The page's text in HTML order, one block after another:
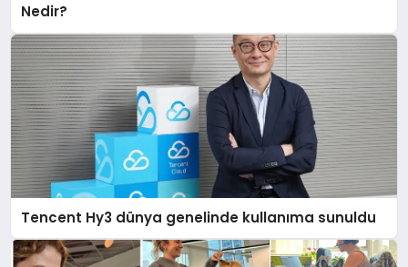
Nedir?
Tencent Hy3 dünya genelinde kullanıma sunuldu